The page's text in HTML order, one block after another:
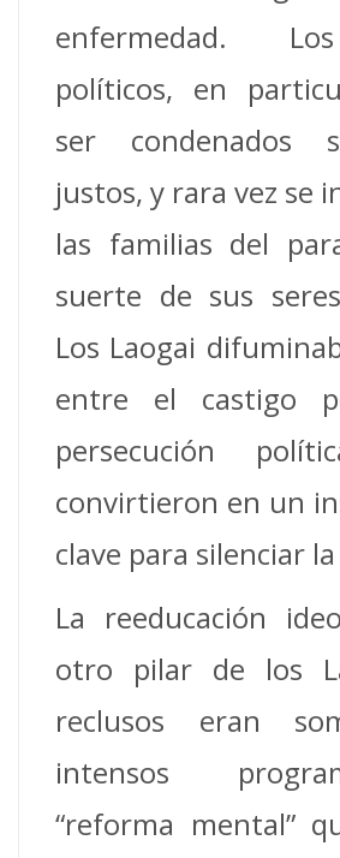
enfermedad.
políticos, en
ser condenados
justos, y rara vez se
las familias del
suerte de sus
Los Laogai
entre el castigo
persecución
convirtieron en un
clave para silenciar
La reeducación
otro pilar de los
reclusos eran
intensos
“reforma mental”